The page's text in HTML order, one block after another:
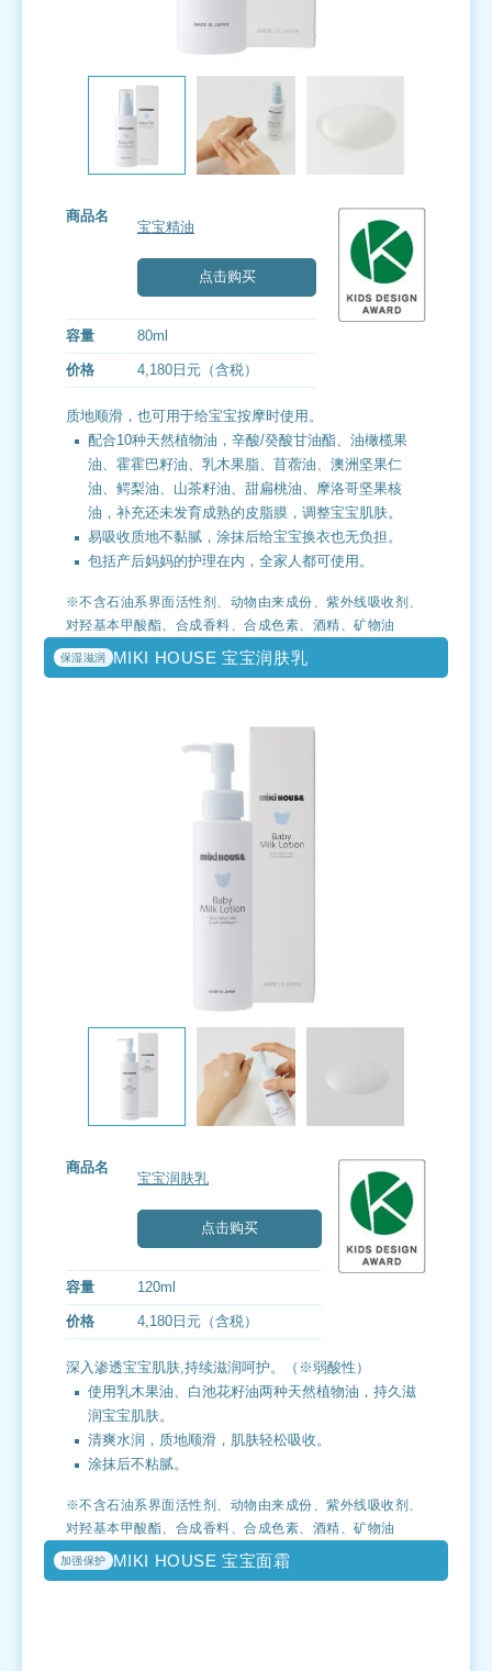
商品名
宝宝精油
点击购买
容量 80ml
价格 4,180日元（含税）
质地顺滑，也可用于给宝宝按摩时使用。
配合10种天然植物油，辛酸/癸酸甘油酯、油橄榄果
油、霍霍巴籽油、乳木果脂、苜蓿油、澳洲坚果仁
油、鳄梨油、山茶籽油、甜扁桃油、摩洛哥坚果核
油，补充还未发育成熟的皮脂膜，调整宝宝肌肤。
易吸收质地不黏腻，涂抹后给宝宝换衣也无负担。
包括产后妈妈的护理在内，全家人都可使用。
※不含石油系界面活性剂、动物由来成份、紫外线吸收剂、
对羟基本甲酸酯、合成香料、合成色素、酒精、矿物油
保湿滋润 MIKI HOUSE 宝宝润肤乳
商品名
宝宝润肤乳
点击购买
容量 120ml
价格 4,180日元（含税）
深入渗透宝宝肌肤,持续滋润呵护。（※弱酸性）
使用乳木果油、白池花籽油两种天然植物油，持久滋
润宝宝肌肤。
清爽水润，质地顺滑，肌肤轻松吸收。
涂抹后不粘腻。
※不含石油系界面活性剂、动物由来成份、紫外线吸收剂、
对羟基本甲酸酯、合成香料、合成色素、酒精、矿物油
加强保护 MIKI HOUSE 宝宝面霜